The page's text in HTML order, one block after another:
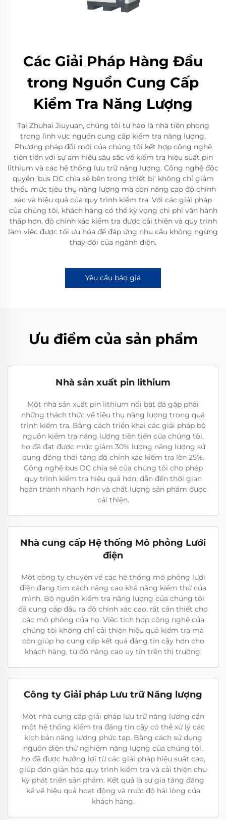
Các Giải Pháp Hàng Đầu
trong Nguồn Cung Cấp
Kiểm Tra Năng Lượng
Tại Zhuhai Jiuyuan, chúng tôi tự hào là nhà tiên phong
trong lĩnh vực nguồn cung cấp kiểm tra năng lượng.
Phương pháp đổi mới của chúng tôi kết hợp công nghệ
tiên tiến với sự am hiểu sâu sắc về kiểm tra hiệu suất pin
lithium và các hệ thống lưu trữ năng lượng. Công nghệ độc
quyền 'bus DC chia sẻ bên trong thiết bị' không chỉ giảm
thiểu mức tiêu thụ năng lượng mà còn nâng cao độ chính
xác và hiệu quả của quy trình kiểm tra. Với các giải pháp
của chúng tôi, khách hàng có thể kỳ vọng chi phí vận hành
thấp hơn, độ chính xác kiểm tra được cải thiện và quy trình
làm việc được tối ưu hóa để đáp ứng nhu cầu không ngừng
thay đổi của ngành điện.
Yêu cầu báo giá
Ưu điểm của sản phẩm
Nhà sản xuất pin lithium
Một nhà sản xuất pin lithium nổi bật đã gặp phải
những thách thức về tiêu thụ năng lượng trong quá
trình kiểm tra. Bằng cách triển khai các giải pháp bộ
nguồn kiểm tra năng lượng tiên tiến của chúng tôi,
họ đã đạt được mức giảm 30% lượng năng lượng sử
dụng đồng thời tăng độ chính xác kiểm tra lên 25%.
Công nghệ bus DC chia sẻ của chúng tôi cho phép
quy trình kiểm tra hiệu quả hơn, dẫn đến thời gian
hoàn thành nhanh hơn và chất lượng sản phẩm được
cải thiện.
Nhà cung cấp Hệ thống Mô phỏng Lưới
điện
Một công ty chuyên về các hệ thống mô phỏng lưới
điện đang tìm cách nâng cao khả năng kiểm thử của
mình. Bộ nguồn kiểm tra năng lượng của chúng tôi
đã cung cấp đầu ra độ chính xác cao, rất cần thiết cho
các mô phỏng của họ. Việc tích hợp công nghệ của
chúng tôi không chỉ cải thiện hiệu quả kiểm tra mà
còn giúp họ cung cấp kết quả đáng tin cậy hơn cho
khách hàng, từ đó nâng cao uy tín trên thị trường.
Công ty Giải pháp Lưu trữ Năng lượng
Một nhà cung cấp giải pháp lưu trữ năng lượng cần
một hệ thống kiểm tra đáng tin cậy có thể xử lý các
kịch bản năng lượng phức tạp. Bằng cách sử dụng
nguồn điện thử nghiệm năng lượng của chúng tôi,
họ đã được hưởng lợi từ các giải pháp hiệu suất cao,
giúp đơn giản hóa quy trình kiểm tra và cải thiện chu
kỳ phát triển sản phẩm. Kết quả là sự gia tăng đáng
kể về hiệu quả hoạt động và mức độ hài lòng của
khách hàng.